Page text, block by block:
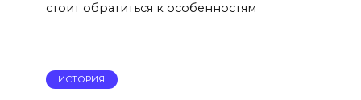
стоит обратиться к особенностям
ИСТОРИЯ